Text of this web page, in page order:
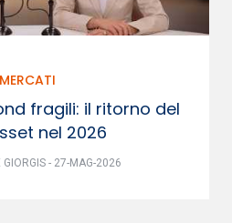
MERCATI
fragili: il ritorno del
nel 2026
GIORGIS - 27-MAG-2026